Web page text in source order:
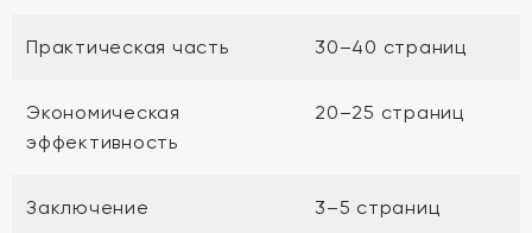
Практическая часть 30–40 страниц
Экономическая
эффективность
20–25 страниц
Заключение 3–5 страниц